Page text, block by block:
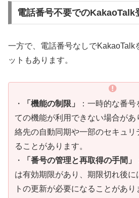
電話番号不要でのKakaoTalk
一方で、電話番号なしでKakaoTalk
ットもあります。
・ 「機能の制限」
：一時的な番
ての機能が利用できない場合があ
絡先の自動同期や一部のセキュリ
ることがあります。
・
「番号の管理と再取得の手間」
は有効期限があり、期限切れ後に
トの更新が必要になることがあり